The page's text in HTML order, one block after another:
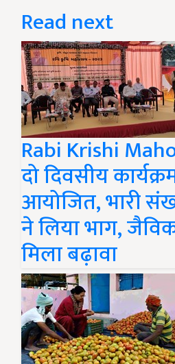
Read next
Rabi Krishi
दो दिवसीय
आयोजित, भारी
ने लिया भाग,
मिला बढ़ावा